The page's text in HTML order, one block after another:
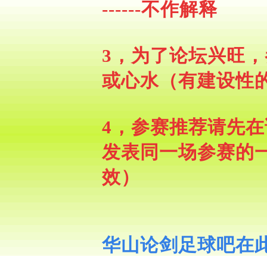
------不作解释
3，为了论坛兴旺
或心水（有建设性
4，参赛推荐请先
发表同一场参赛的
效）
华山论剑足球吧在